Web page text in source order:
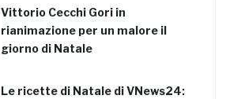
Vittorio Cecchi Gori in
rianimazione per un malore il
giorno di Natale
Le ricette di Natale di VNews24: